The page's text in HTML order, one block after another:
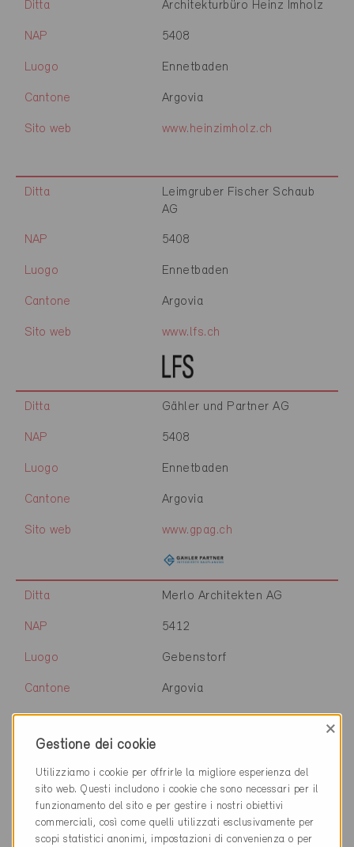
Ditta Architekturbüro Heinz Imholz
NAP 5408
Luogo Ennetbaden
Cantone Argovia
Sito web www.heinzimholz.ch
Ditta
Leimgruber Fischer Schaub
AG
NAP 5408
Luogo Ennetbaden
Cantone Argovia
Sito web www.lfs.ch
Ditta Gähler und Partner AG
NAP 5408
Luogo Ennetbaden
Cantone Argovia
Sito web www.gpag.ch
Ditta Merlo Architekten AG
NAP 5412
Luogo Gebenstorf
Cantone Argovia
Sito web www.merloarch.ch
Ditta Felix & Co AG
5412
Gestione dei cookie
×
Utilizziamo i cookie per offrirle la migliore esperienza del
sito web. Questi includono i cookie che sono necessari per il
funzionamento del sito e per gestire i nostri obiettivi
commerciali, così come quelli utilizzati esclusivamente per
scopi statistici anonimi, impostazioni di convenienza o per